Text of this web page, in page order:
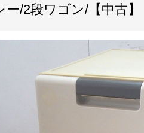
/2段ワゴン/【中古】